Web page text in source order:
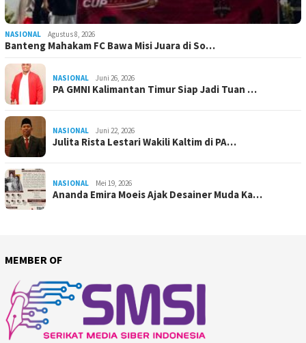
NASIONAL Agustus 8, 2026
Banteng Mahakam FC Bawa Misi Juara di So…
NASIONAL Juni 26, 2026
PA GMNI Kalimantan Timur Siap Jadi Tuan …
NASIONAL Juni 22, 2026
Julita Rista Lestari Wakili Kaltim di PA…
NASIONAL Mei 19, 2026
Ananda Emira Moeis Ajak Desainer Muda Ka…
MEMBER OF